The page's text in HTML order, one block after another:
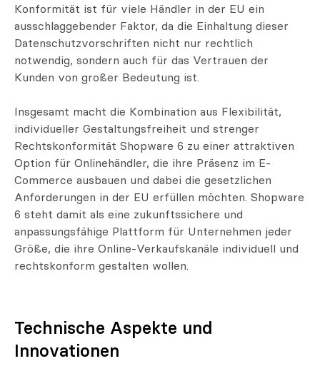
Konformität ist für viele Händler in der EU ein
ausschlaggebender Faktor, da die Einhaltung dieser
Datenschutzvorschriften nicht nur rechtlich
notwendig, sondern auch für das Vertrauen der
Kunden von großer Bedeutung ist.
Insgesamt macht die Kombination aus Flexibilität,
individueller Gestaltungsfreiheit und strenger
Rechtskonformität Shopware 6 zu einer attraktiven
Option für Onlinehändler, die ihre Präsenz im E-
Commerce ausbauen und dabei die gesetzlichen
Anforderungen in der EU erfüllen möchten. Shopware
6 steht damit als eine zukunftssichere und
anpassungsfähige Plattform für Unternehmen jeder
Größe, die ihre Online-Verkaufskanäle individuell und
rechtskonform gestalten wollen.
Technische Aspekte und
Innovationen